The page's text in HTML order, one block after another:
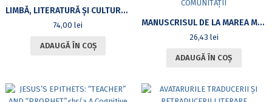
LIMBĂ, LITERATURĂ ȘI CULTURĂ. ABORDĂRI CONTEMPORANE
74,00lei
ADAUGĂ ÎN COȘ
MANUSCRISUL DE LA MAREA MOARTĂ 1QSSTATUTUL COMUNITǍŢII
26,43 lei
ADAUGĂ ÎN COȘ